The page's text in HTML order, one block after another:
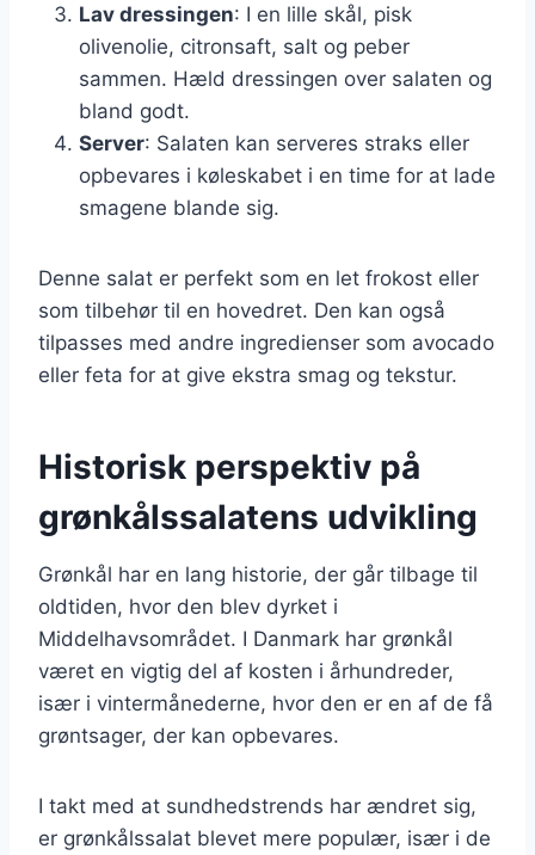
Lav dressingen: I en lille skål, pisk
olivenolie, citronsaft, salt og peber
sammen. Hæld dressingen over salaten og
bland godt.
Server: Salaten kan serveres straks eller
opbevares i køleskabet i en time for at lade
smagene blande sig.
Denne salat er perfekt som en let frokost eller
som tilbehør til en hovedret. Den kan også
tilpasses med andre ingredienser som avocado
eller feta for at give ekstra smag og tekstur.
Historisk perspektiv på
grønkålssalatens udvikling
Grønkål har en lang historie, der går tilbage til
oldtiden, hvor den blev dyrket i
Middelhavsområdet. I Danmark har grønkål
været en vigtig del af kosten i århundreder,
især i vintermånederne, hvor den er en af de få
grøntsager, der kan opbevares.
I takt med at sundhedstrends har ændret sig,
er grønkålssalat blevet mere populær, især i de